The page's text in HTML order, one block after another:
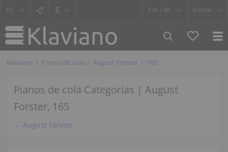
$ Cm / In Entrar
Klaviano Pianos de cola August Forster 165
Pianos de cola Categorías | August
Forster, 165
← August Forster